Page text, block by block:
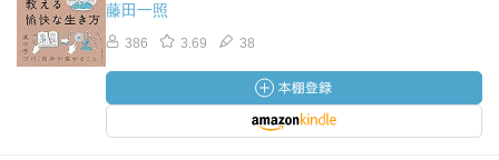
藤田一照
386 3.69 38